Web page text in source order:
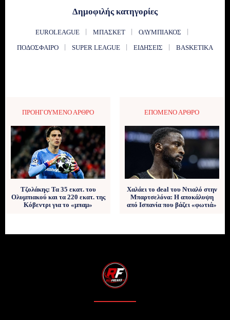
Δημοφιλής κατηγορίες
EUROLEAGUE ΜΠΆΣΚΕΤ
ΟΛΥΜΠΙΑΚΌΣ
ΠΟΔΌΣΦΑΙΡΟ
SUPER LEAGUE ΕΙΔΉΣΕΙΣ BASKETIKA
ΠΡΟΗΓΟΎΜΕΝΟ ΆΡΘΡΟ
Τζολάκης: Τα 35 εκατ. του
Ολυμπιακού και τα 220 εκατ. της
Κόβεντρι για το «μπαμ»
ΕΠΌΜΕΝΟ ΆΡΘΡΟ
Χαλάει το deal του Ντιαλό στην
Μπαρτσελόνα: Η αποκάλυψη
από Ισπανία που βάζει «φωτιά»